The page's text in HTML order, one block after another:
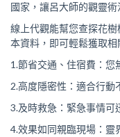
國家，讓呂大師的觀靈
線上代觀能幫您查探花
本資料，即可輕鬆獲取相
1.節省交通、住宿費：您
2.高度隱密性：適合行動
3.及時救急：緊急事情可
4.效果如同親臨現場：靈